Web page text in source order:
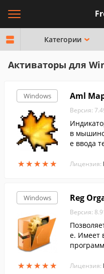
Категории
Активаторы для
Windows
★★★★★
★★★★★
Aml
Версия:
в
е ввода
Лицензия:
Windows
★★★★★
★★★★★
Reg
Версия:
е. Имеет
рограмм
Лицензия: